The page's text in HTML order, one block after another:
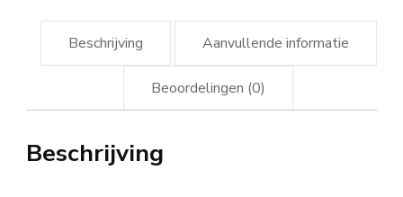
aantal
Beschrijving Aanvullende informatie
Beoordelingen (0)
Beschrijving